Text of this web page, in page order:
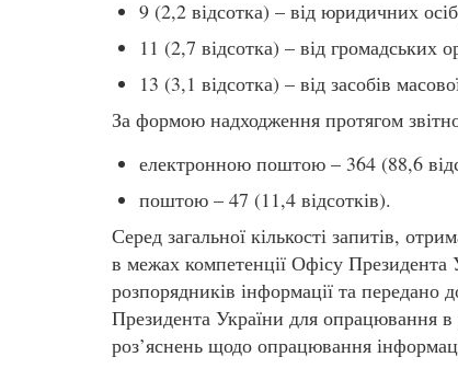
9 (2,2 відсотка) – від юридичних
11 (2,7 відсотка) – від громадських
13 (3,1 відсотка) – від засобів
За формою надходження протягом
електронною поштою – 364 (88,6
поштою – 47 (11,4 відсотків).
Серед загальної кількості запитів,
в межах компетенції Офісу Президента
розпорядників інформації та передано
Президента України для опрацювання
роз’яснень щодо опрацювання